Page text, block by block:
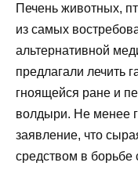
Печень животных,
из самых
альтернативной
предлагали лечить
гноящейся ране и
волдыри. Не менее
заявление, что
средством в борьбе